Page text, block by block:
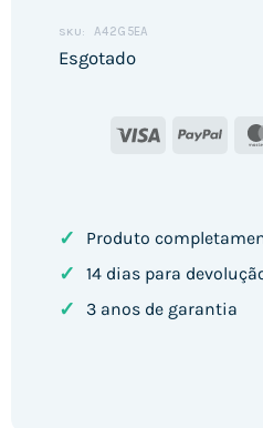
SKU: A42G5EA
Esgotado
Visa
✓ Produto
✓ 14 dias para
✓ 3 anos de garantia